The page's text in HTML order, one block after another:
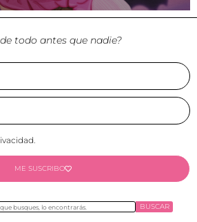
todo antes que nadie?
ME SUSCRIBO
BUSCAR